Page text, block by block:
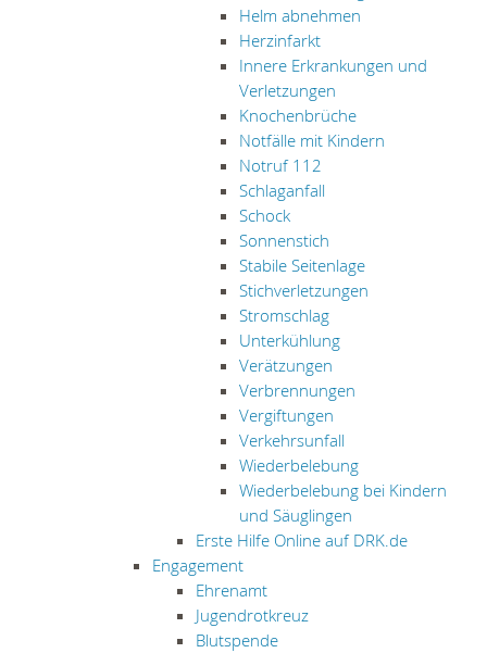
Helm abnehmen
Herzinfarkt
Innere Erkrankungen und
Verletzungen
Knochenbrüche
Notfälle mit Kindern
Notruf 112
Schlaganfall
Schock
Sonnenstich
Stabile Seitenlage
Stichverletzungen
Stromschlag
Unterkühlung
Verätzungen
Verbrennungen
Vergiftungen
Verkehrsunfall
Wiederbelebung
Wiederbelebung bei Kindern
und Säuglingen
Erste Hilfe Online auf DRK.de
Engagement
Ehrenamt
Jugendrotkreuz
Blutspende